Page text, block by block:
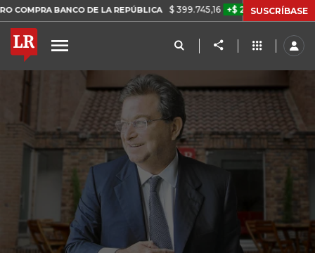
BANCO DE LA REPÚBLICA $ 399.745,16 +$ 2.295,71 +0,58%
SUSCRÍBASE